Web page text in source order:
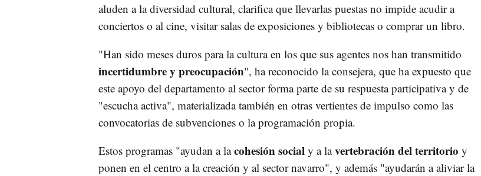
aluden a la diversidad cultural, clarifica que llevarlas puestas no impide acudir a
conciertos o al cine, visitar salas de exposiciones y bibliotecas o comprar un libro.
"Han sido meses duros para la cultura en los que sus agentes nos han transmitido
incertidumbre y preocupación", ha reconocido la consejera, que ha expuesto que
este apoyo del departamento al sector forma parte de su respuesta participativa y de
"escucha activa", materializada también en otras vertientes de impulso como las
convocatorias de subvenciones o la programación propia.
Estos programas "ayudan a lacohesión social y a lavertebración del territorio y
ponen en el centro a la creación y al sector navarro", y además "ayudarán a aliviar la